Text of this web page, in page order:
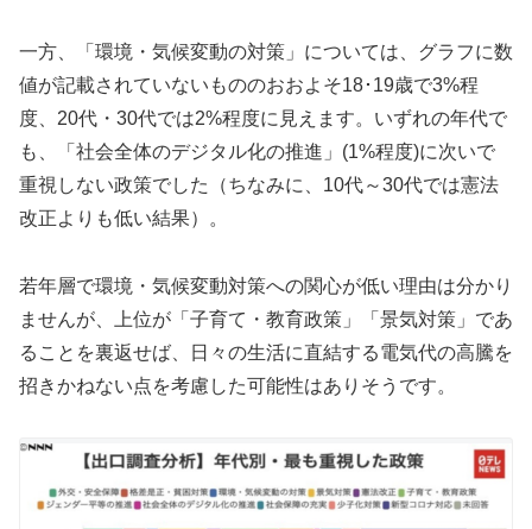
一方、「環境・気候変動の対策」については、グラフに数
値が記載されていないもののおおよそ18･19歳で3%程
度、20代・30代では2%程度に見えます。いずれの年代で
も、「社会全体のデジタル化の推進」(1%程度)に次いで
重視しない政策でした（ちなみに、10代～30代では憲法
改正よりも低い結果）。
若年層で環境・気候変動対策への関心が低い理由は分かり
ませんが、上位が「子育て・教育政策」「景気対策」であ
ることを裏返せば、日々の生活に直結する電気代の高騰を
招きかねない点を考慮した可能性はありそうです。